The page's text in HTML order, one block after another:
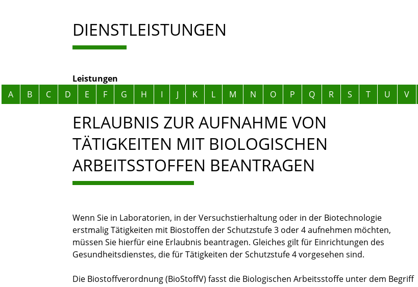
DIENSTLEISTUNGEN
Leistungen
Alphabetisches Register überspringen
A B C D E F G H I J K L M N O P Q R S T U V
ERLAUBNIS ZUR AUFNAHME VON
TÄTIGKEITEN MIT BIOLOGISCHEN
ARBEITSSTOFFEN BEANTRAGEN
Wenn Sie in Laboratorien, in der Versuchstierhaltung oder in der Biotechnologie
erstmalig Tätigkeiten mit Biostoffen der Schutzstufe 3 oder 4 aufnehmen möchten,
müssen Sie hierfür eine Erlaubnis beantragen. Gleiches gilt für Einrichtungen des
Gesundheitsdienstes, die für Tätigkeiten der Schutzstufe 4 vorgesehen sind.
Die Biostoffverordnung (BioStoffV) fasst die Biologischen Arbeitsstoffe unter dem Begriff